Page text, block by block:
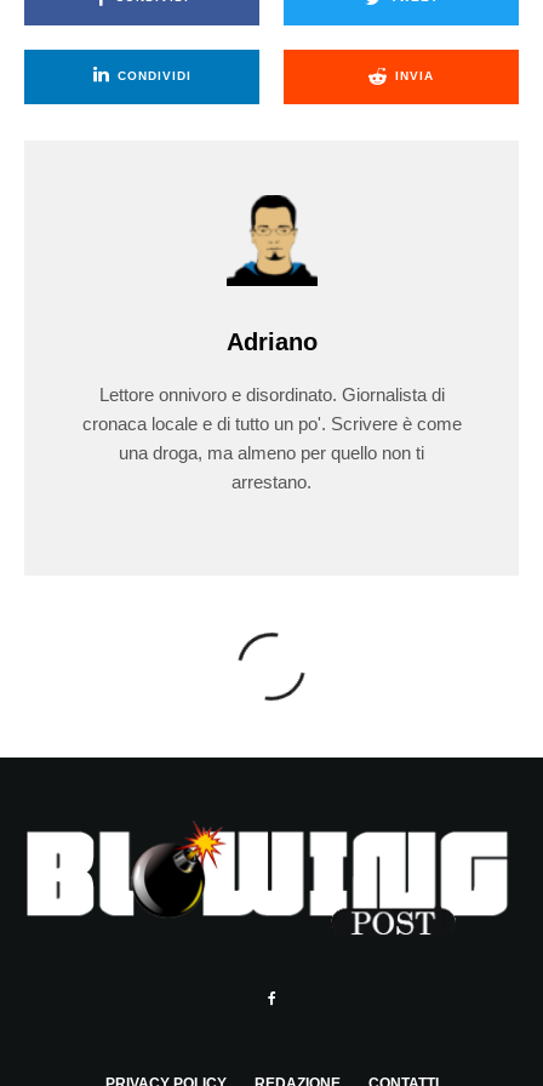
CONDIVIDI INVIA
Adriano
Lettore onnivoro e disordinato. Giornalista di
cronaca locale e di tutto un po'. Scrivere è come
una droga, ma almeno per quello non ti
arrestano.